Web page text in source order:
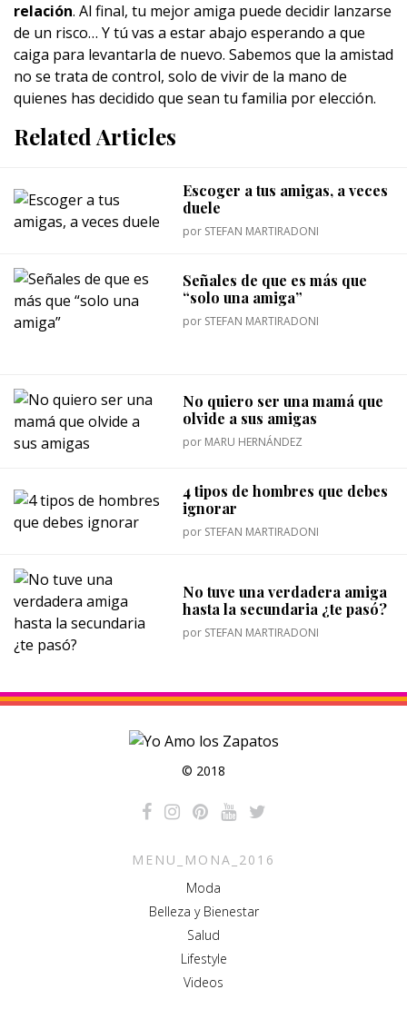
relación. Al final, tu mejor amiga puede decidir lanzarse
de un risco… Y tú vas a estar abajo esperando a que
caiga para levantarla de nuevo. Sabemos que la amistad
no se trata de control, solo de vivir de la mano de
quienes has decidido que sean tu familia por elección.
Related Articles
Escoger a tus amigas, a veces
duele
por STEFAN MARTIRADONI
Señales de que es más que
“solo una amiga”
por STEFAN MARTIRADONI
No quiero ser una mamá que
olvide a sus amigas
por MARU HERNÁNDEZ
4 tipos de hombres que debes
ignorar
por STEFAN MARTIRADONI
No tuve una verdadera amiga
hasta la secundaria ¿te pasó?
por STEFAN MARTIRADONI
© 2018
MENU_MONA_2016
Moda
Belleza y Bienestar
Salud
Lifestyle
Videos